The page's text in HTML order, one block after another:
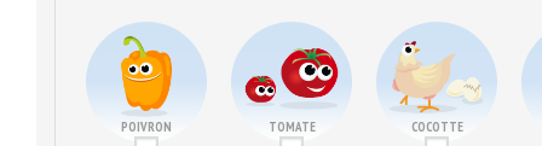
POIVRON TOMATE COCOTTE